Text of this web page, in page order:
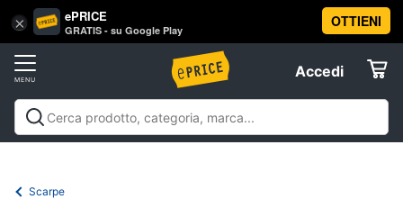
× ePRICE
GRATIS - su Google Play
OTTIENI
Accedi
Accedi
Registrati
Offerte
Vai
al
Abbigliamento
Donna
donna
Scarpe